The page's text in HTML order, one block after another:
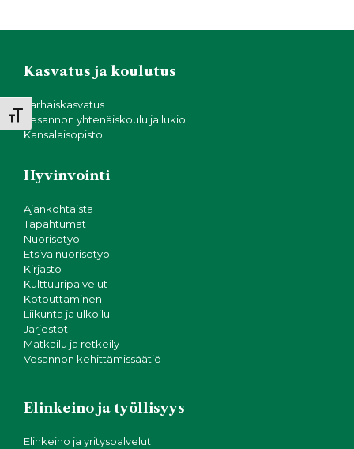
Toggle Font size
Kasvatus ja koulutus
Varhaiskasvatus
Vesannon yhtenäiskoulu ja lukio
Kansalaisopisto
Hyvinvointi
Ajankohtaista
Tapahtumat
Nuorisotyö
Etsivä nuorisotyö
Kirjasto
Kulttuuripalvelut
Kotouttaminen
Liikunta ja ulkoilu
Järjestöt
Matkailu ja retkeily
Vesannon kehittämissäätiö
Elinkeino ja työllisyys
Elinkeino ja yrityspalvelut